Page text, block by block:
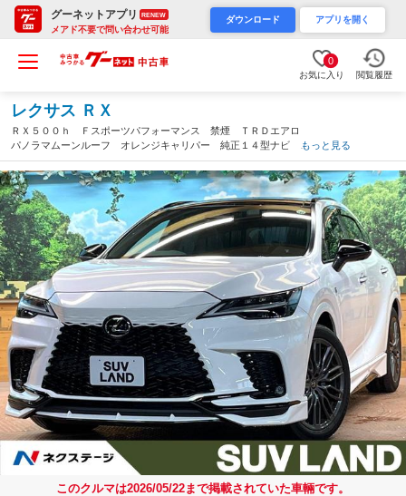
グーネットアプリ RENEW
メアド不要で問い合わせ可能
ダウンロード アプリを開く
0
お気に入り 閲覧履歴
レクサス ＲＸ
ＲＸ５００ｈ Ｆスポーツパフォーマンス 禁煙 ＴＲＤエアロ
パノラマムーンルーフ オレンジキャリパー 純正１４型ナビ 全
周囲カメラ 純正オプション２１インチＡＷ 三眼ＬＥＤヘッド
本革シート シートエアコン メモリーシート ＥＴＣ ドラレコ
（東京都）
もっと見る
このクルマは2026/05/22まで掲載されていた車輛です。